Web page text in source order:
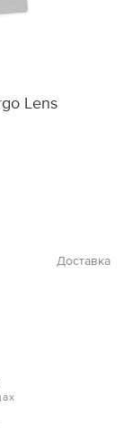
Lens
Доставка